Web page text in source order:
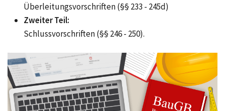
Überleitungsvorschriften (§§ 233 - 245d)
Zweiter Teil:
Schlussvorschriften (§§ 246 - 250).